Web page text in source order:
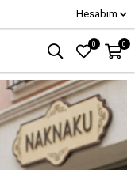
Hesabım
0 0